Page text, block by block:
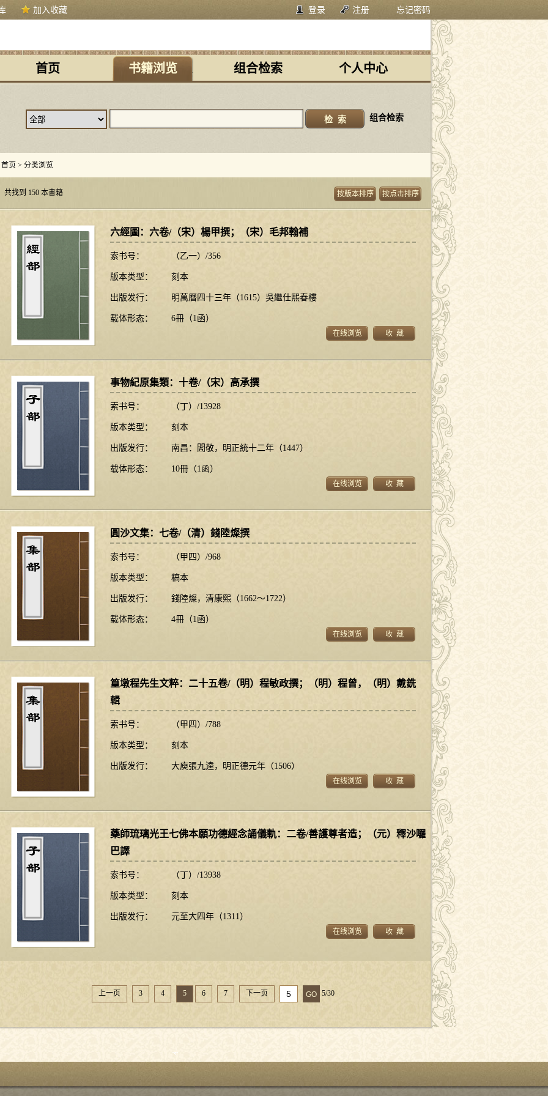
加入收藏 登录 注册 忘记密码
首页 书籍浏览 组合检索 个人中心
组合检索
首页 > 分类浏览
共找到 150 本書籍 按点击排序
按版本排序
六經圖：六卷/（宋）楊甲撰；（宋）毛邦翰補
索书号： （乙一）/356
版本类型： 刻本
出版发行： 明萬曆四十三年（1615）吳繼仕熙春樓
载体形态： 6冊（1函）
在线浏览 收 藏
事物紀原集類：十卷/（宋）高承撰
索书号： （丁）/13928
版本类型： 刻本
出版发行： 南昌：閻敬，明正統十二年（1447）
载体形态： 10冊（1函）
在线浏览 收 藏
圓沙文集：七卷/（清）錢陸燦撰
索书号： （甲四）/968
版本类型： 稿本
出版发行： 錢陸燦，清康熙（1662～1722）
载体形态： 4冊（1函）
在线浏览 收 藏
篁墩程先生文粹：二十五卷/（明）程敏政撰；（明）程曾，（明）戴銑
輯
索书号： （甲四）/788
版本类型： 刻本
出版发行： 大庾張九逵，明正德元年（1506）
在线浏览 收 藏
藥師琉璃光王七佛本願功德經念誦儀軌：二卷/善護尊者造；（元）釋沙囉
巴譯
索书号： （丁）/13938
版本类型： 刻本
出版发行： 元至大四年（1311）
在线浏览 收 藏
上一页 3 4 5 6 7 下一页 5/30